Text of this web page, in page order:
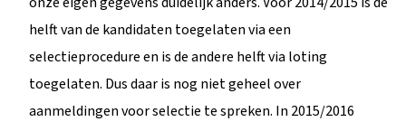
helft van de kandidaten toegelaten via een
selectieprocedure en is de andere helft via loting
toegelaten. Dus daar is nog niet geheel over
aanmeldingen voor selectie te spreken. In 2015/2016